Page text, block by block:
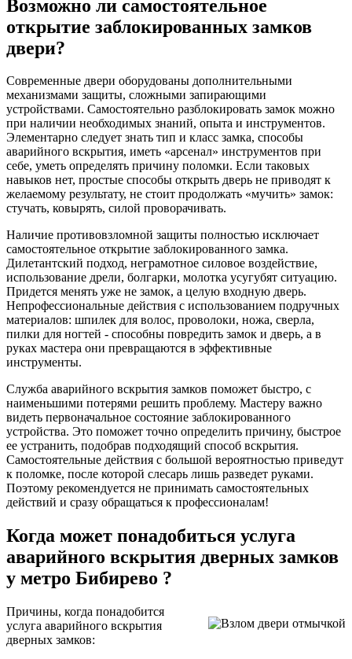
Возможно ли самостоятельное
открытие заблокированных замков
двери?
Современные двери оборудованы дополнительными
механизмами защиты, сложными запирающими
устройствами. Самостоятельно разблокировать замок можно
при наличии необходимых знаний, опыта и инструментов.
Элементарно следует знать тип и класс замка, способы
аварийного вскрытия, иметь «арсенал» инструментов при
себе, уметь определять причину поломки. Если таковых
навыков нет, простые способы открыть дверь не приводят к
желаемому результату, не стоит продолжать «мучить» замок:
стучать, ковырять, силой проворачивать.
Наличие противовзломной защиты полностью исключает
самостоятельное открытие заблокированного замка.
Дилетантский подход, неграмотное силовое воздействие,
использование дрели, болгарки, молотка усугубят ситуацию.
Придется менять уже не замок, а целую входную дверь.
Непрофессиональные действия с использованием подручных
материалов: шпилек для волос, проволоки, ножа, сверла,
пилки для ногтей - способны повредить замок и дверь, а в
руках мастера они превращаются в эффективные
инструменты.
Служба аварийного вскрытия замков поможет быстро, с
наименьшими потерями решить проблему. Мастеру важно
видеть первоначальное состояние заблокированного
устройства. Это поможет точно определить причину, быстрое
ее устранить, подобрав подходящий способ вскрытия.
Самостоятельные действия с большой вероятностью приведут
к поломке, после которой слесарь лишь разведет руками.
Поэтому рекомендуется не принимать самостоятельных
действий и сразу обращаться к профессионалам!
Когда может понадобиться услуга
аварийного вскрытия дверных замков
у метро Бибирево ?
Причины, когда понадобится
услуга аварийного вскрытия
дверных замков: